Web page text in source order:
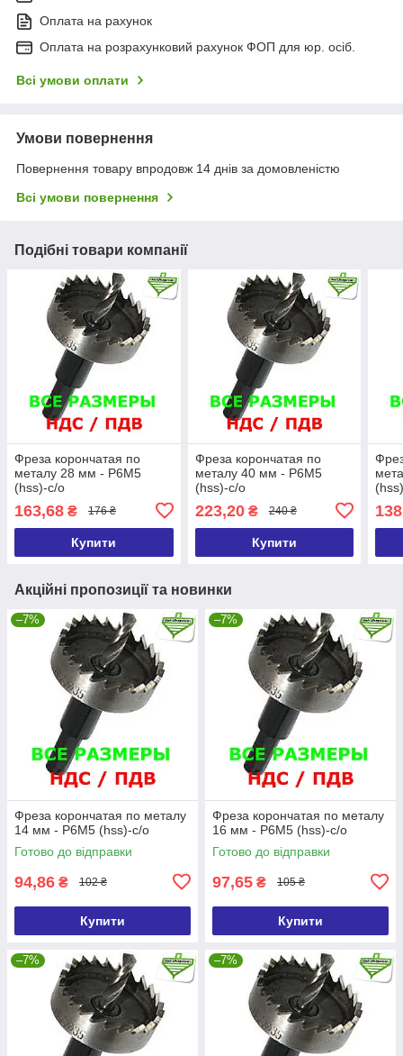
Оплата на рахунок
Оплата на розрахунковий рахунок ФОП для юр. осіб.
Всі умови оплати
Умови повернення
Повернення товару впродовж 14 днів за домовленістю
Всі умови повернення
Подібні товари компанії
Фреза корончатая по
металу 28 мм - Р6М5
(hss)-с/о
163,68 ₴ 176 ₴
Купити
Фреза корончатая по
металу 40 мм - Р6М5
(hss)-с/о
223,20₴ 240 ₴
Купити
Акційні пропозиції та новинки
–7%
Фреза корончатая по металу
14 мм - Р6М5 (hss)-с/о
Готово до відправки
94,86 ₴ 102 ₴
Купити
–7%
Фреза корончатая по металу
16 мм - Р6М5 (hss)-с/о
Готово до відправки
97,65 ₴ 105 ₴
Купити
–7% –7%